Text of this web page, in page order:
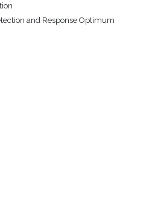
and Response Optimum